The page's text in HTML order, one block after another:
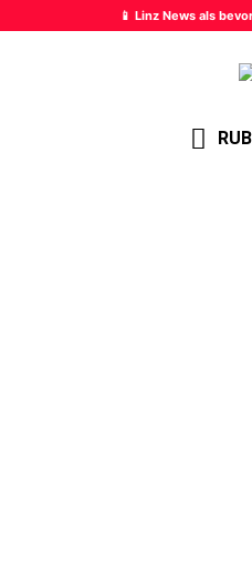
📱 Linz News als